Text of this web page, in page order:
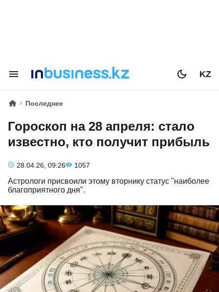
KZ
Последнее
Гороскоп на 28 апреля: стало
известно, кто получит прибыль
28.04.26, 09:26 1057
Астрологи присвоили этому вторнику статус "наиболее
благоприятного дня".